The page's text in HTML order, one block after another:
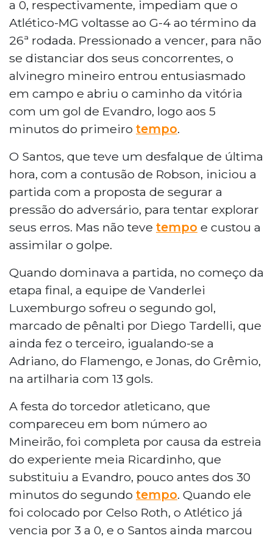
a 0, respectivamente, impediam que o
Atlético-MG voltasse ao G-4 ao término da
26ª rodada. Pressionado a vencer, para não
se distanciar dos seus concorrentes, o
alvinegro mineiro entrou entusiasmado
em campo e abriu o caminho da vitória
com um gol de Evandro, logo aos 5
minutos do primeiro tempo.
O Santos, que teve um desfalque de última
hora, com a contusão de Robson, iniciou a
partida com a proposta de segurar a
pressão do adversário, para tentar explorar
seus erros. Mas não teve tempo e custou a
assimilar o golpe.
Quando dominava a partida, no começo da
etapa final, a equipe de Vanderlei
Luxemburgo sofreu o segundo gol,
marcado de pênalti por Diego Tardelli, que
ainda fez o terceiro, igualando-se a
Adriano, do Flamengo, e Jonas, do Grêmio,
na artilharia com 13 gols.
A festa do torcedor atleticano, que
compareceu em bom número ao
Mineirão, foi completa por causa da estreia
do experiente meia Ricardinho, que
substituiu a Evandro, pouco antes dos 30
minutos do segundo tempo. Quando ele
foi colocado por Celso Roth, o Atlético já
vencia por 3 a 0, e o Santos ainda marcou